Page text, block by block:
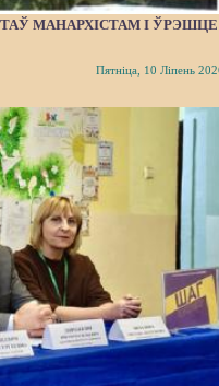
МАНАРХІСТАМ І ЎРЭШЦЕ
Пятніца, 10 Ліпень